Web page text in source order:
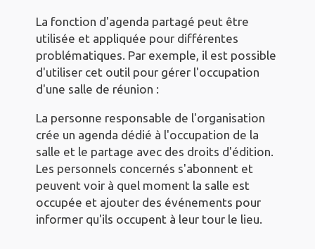
La fonction d'agenda partagé peut être
utilisée et appliquée pour différentes
problématiques. Par exemple, il est possible
d'utiliser cet outil pour gérer l'occupation
d'une salle de réunion :
La personne responsable de l'organisation
crée un agenda dédié à l'occupation de la
salle et le partage avec des droits d'édition.
Les personnels concernés s'abonnent et
peuvent voir à quel moment la salle est
occupée et ajouter des événements pour
informer qu'ils occupent à leur tour le lieu.